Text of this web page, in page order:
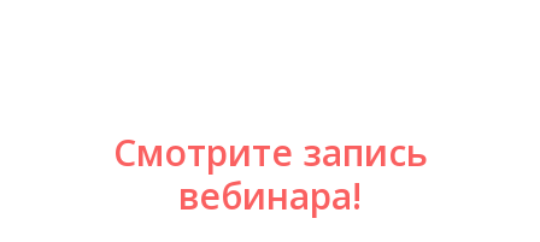
Смотрите запись
вебинара!